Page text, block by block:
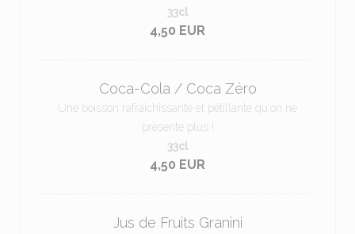
4,50 EUR
33cl
Coca-Cola / Coca Zéro
Une boisson rafraichissante et pétillante qu'on ne
présente plus !
4,50 EUR
33cl
Jus de Fruits Granini